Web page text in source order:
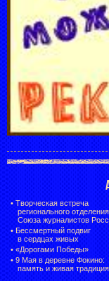
• Творческая встреча
регионального отделения
Союза журналистов
• Бессмертный подвиг
в сердцах живых
• «Дорогами Победы»
• 9 Мая в деревне Фокино:
память и живая традиция